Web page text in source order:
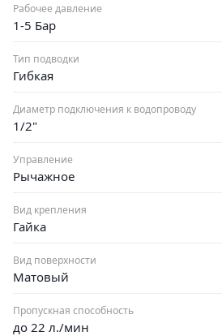
Рабочее давление
1-5 Бар
Тип подводки
Гибкая
Диаметр подключения к водопроводу
1/2"
Управление
Рычажное
Вид крепления
Гайка
Вид поверхности
Матовый
Пропускная способность
до 22 л./мин